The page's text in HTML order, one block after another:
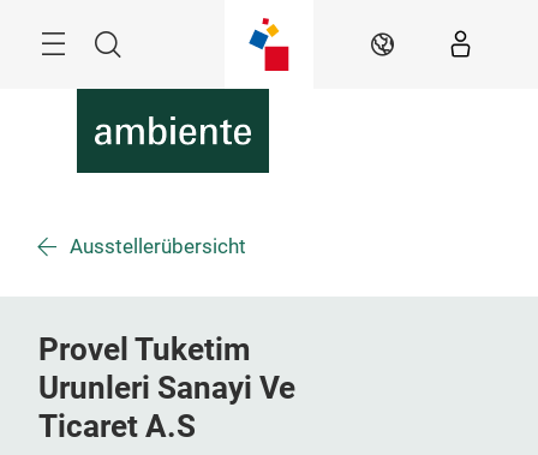
Suche DE
Ausstellerübersicht
Provel Tuketim
Urunleri Sanayi Ve
Ticaret A.S